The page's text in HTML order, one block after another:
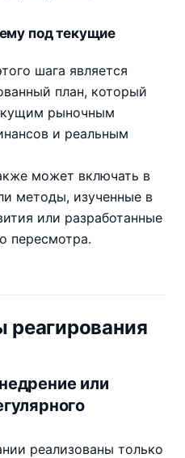
под текущие
шага является
план, который
рыночным
и реальным
может включать в
методы, изученные в
или разработанные
пересмотра.
реагирования
или
реализованы только